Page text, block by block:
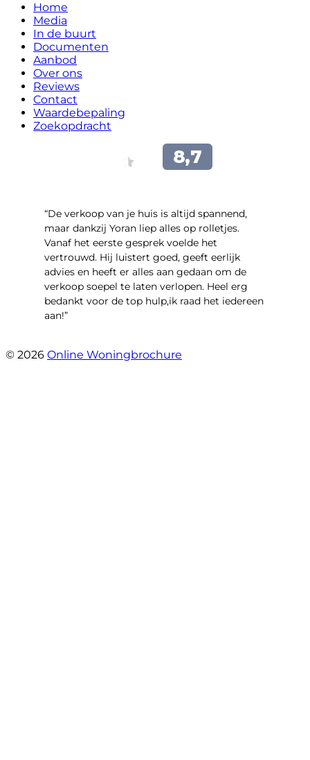
Home
Media
In de buurt
Documenten
Aanbod
Over ons
Reviews
Contact
Waardebepaling
Zoekopdracht
“​De verkoop van je huis is altijd spannend,
maar dankzij Yoran liep alles op rolletjes.
Vanaf het eerste gesprek voelde het
vertrouwd. Hij luistert goed, geeft eerlijk
advies en heeft er alles aan gedaan om de
verkoop soepel te laten verlopen. Heel erg
bedankt voor de top hulp,ik raad het iedereen
aan!”
© 2026 Online Woningbrochure